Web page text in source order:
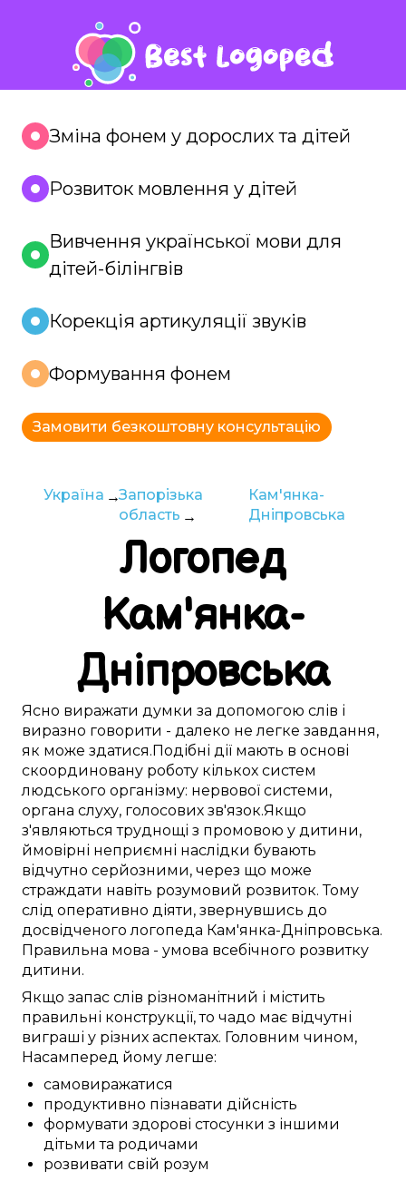
Зміна фонем у дорослих та дітей
Розвиток мовлення у дітей
Вивчення української мови для
дітей-білінгвів
Корекція артикуляції звуків
Формування фонем
Замовити безкоштовну консультацію
Україна
Запорізька
область
Кам'янка-
Дніпровська
Логопед
Кам'янка-
Дніпровська
Ясно виражати думки за допомогою слів і
виразно говорити - далеко нелегке завдання,
як може здатися.Подібні дії мають в основі
скоординовану роботу кількох систем
людського організму: нервової системи,
органа слуху, голосових зв'язок.Якщо
з'являються труднощі з промовою у дитини,
ймовірні неприємні наслідки бувають
відчутно серйозними, через що може
страждати навіть розумовий розвиток.Тому
слід оперативно діяти, звернувшись до
досвідченого логопеда Кам'янка-Дніпровська.
Правильна мова - умова всебічного розвитку
дитини.
Якщо запас слів різноманітний і містить
правильні конструкції, то чадо має відчутні
виграші у різних аспектах. Головним чином,
Насамперед йомулегше:
самовиражатися
продуктивно пізнавати дійсність
формувати здорові стосунки з іншими
дітьми та родичами
розвивати свій розум